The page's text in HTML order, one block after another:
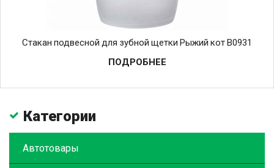
Стакан подвесной для зубной щетки Рыжий кот B0931
ПОДРОБНЕЕ
Категории
Автотовары